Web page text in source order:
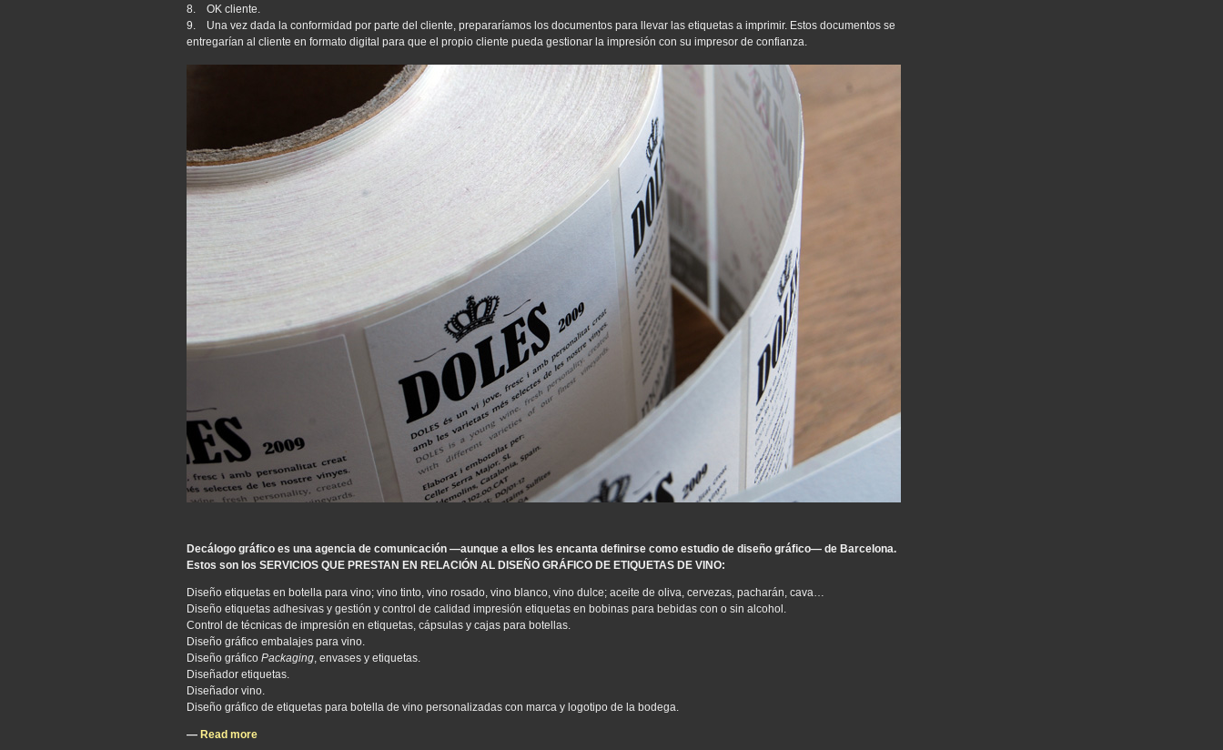
8. OK cliente.
9. Una vez dada la conformidad por parte del cliente, prepararíamos los documentos para llevar las etiquetas a imprimir. Estos documentos se
entregarían al cliente en formato digital para que el propio cliente pueda gestionar la impresión con su impresor de confianza.
Decálogo gráfico es una agencia de comunicación —aunque a ellos les encanta definirse como estudio de diseño gráfico— de Barcelona.
Estos son los SERVICIOS QUE PRESTAN EN RELACIÓN AL DISEÑO GRÁFICO DE ETIQUETAS DE VINO:
Diseño etiquetas en botella para vino; vino tinto, vino rosado, vino blanco, vino dulce; aceite de oliva, cervezas, pacharán, cava…
Diseño etiquetas adhesivas y gestión y control de calidad impresión etiquetas en bobinas para bebidas con o sin alcohol.
Control de técnicas de impresión en etiquetas, cápsulas y cajas para botellas.
Diseño gráfico embalajes para vino.
Diseño gráfico Packaging, envases y etiquetas.
Diseñador etiquetas.
Diseñador vino.
Diseño gráfico de etiquetas para botella de vino personalizadas con marca y logotipo de la bodega.
— Read more